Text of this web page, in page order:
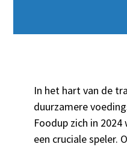
In het hart van de
duurzamere
Foodup zich in
een cruciale speler.